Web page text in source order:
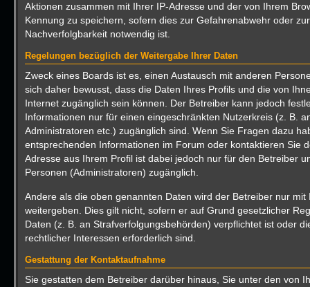
Aktionen zusammen mit Ihrer IP-Adresse und der von Ihrem
Kennung zu speichern, sofern dies zur Gefahrenabwehr oder
Nachverfolgbarkeit notwendig ist.
Regelungen bezüglich der Weitergabe Ihrer Daten
Zweck eines Boards ist es, einen Austausch mit anderen
sich daher bewusst, dass die Daten Ihres Profils und die von
Internet zugänglich sein können. Der Betreiber kann jedoch
Informationen nur für einen eingeschränkten Nutzerkreis (z. B.
Administratoren etc.) zugänglich sind. Wenn Sie Fragen dazu
entsprechenden Informationen im Forum oder kontaktieren Sie
Adresse aus Ihrem Profil ist dabei jedoch nur für den Betreiber
Personen (Administratoren) zugänglich.
Andere als die oben genannten Daten wird der Betreiber nur
weitergeben. Dies gilt nicht, sofern er auf Grund gesetzlicher
Daten (z. B. an Strafverfolgungsbehörden) verpflichtet ist oder
rechtlicher Interessen erforderlich sind.
Gestattung der Kontaktaufnahme
Sie gestatten dem Betreiber darüber hinaus, Sie unter den von